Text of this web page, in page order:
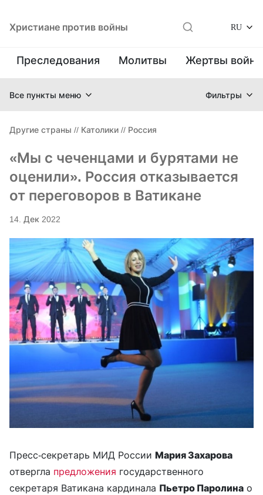
Христиане против войны RU
Преследования Молитвы Жертвы
Все пункты меню Фильтры
Другие страны // Католики // Россия
«Мы с чеченцами и бурятами не
оценили». Россия отказывается
от переговоров в Ватикане
14. Дек 2022
Пресс-секретарь МИД России Мария Захарова
отвергла предложения государственного
секретаря Ватикана кардинала Пьетро Паролина о